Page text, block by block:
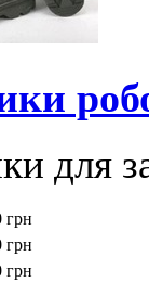
для
грн
грн
грн